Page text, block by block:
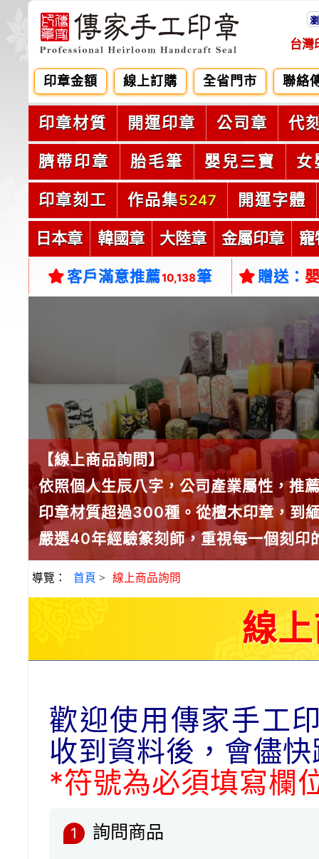
台灣
印章金額 線上訂購 全省門市 聯絡
印章材質 開運印章 公司章 代
臍帶印章 胎毛筆 嬰兒三寶 女
印章刻工 作品集5247 開運字體
日本章 韓國章 大陸章 金屬印章 寵
客戶滿意推薦10,138筆 贈送：
【線上商品詢問】
依照個人生辰八字，公司產業屬性，推
印章材質超過300種。從檀木印章，到
嚴選40年經驗篆刻師，重視每一個刻印
導覽： 首頁 > 線上商品詢問
線
歡迎使用傳家手工
收到資料後，會儘
*符號為必須填寫欄
1 詢問商品